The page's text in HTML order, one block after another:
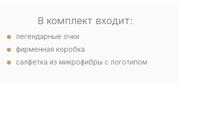
В комплект входит:
легендарные очки
фирменная коробка
салфетка из микрофибры с логотипом